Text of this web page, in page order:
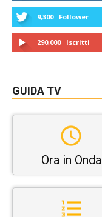
9,300 Follower
290,000 Iscritti
GUIDA TV
Ora in Onda